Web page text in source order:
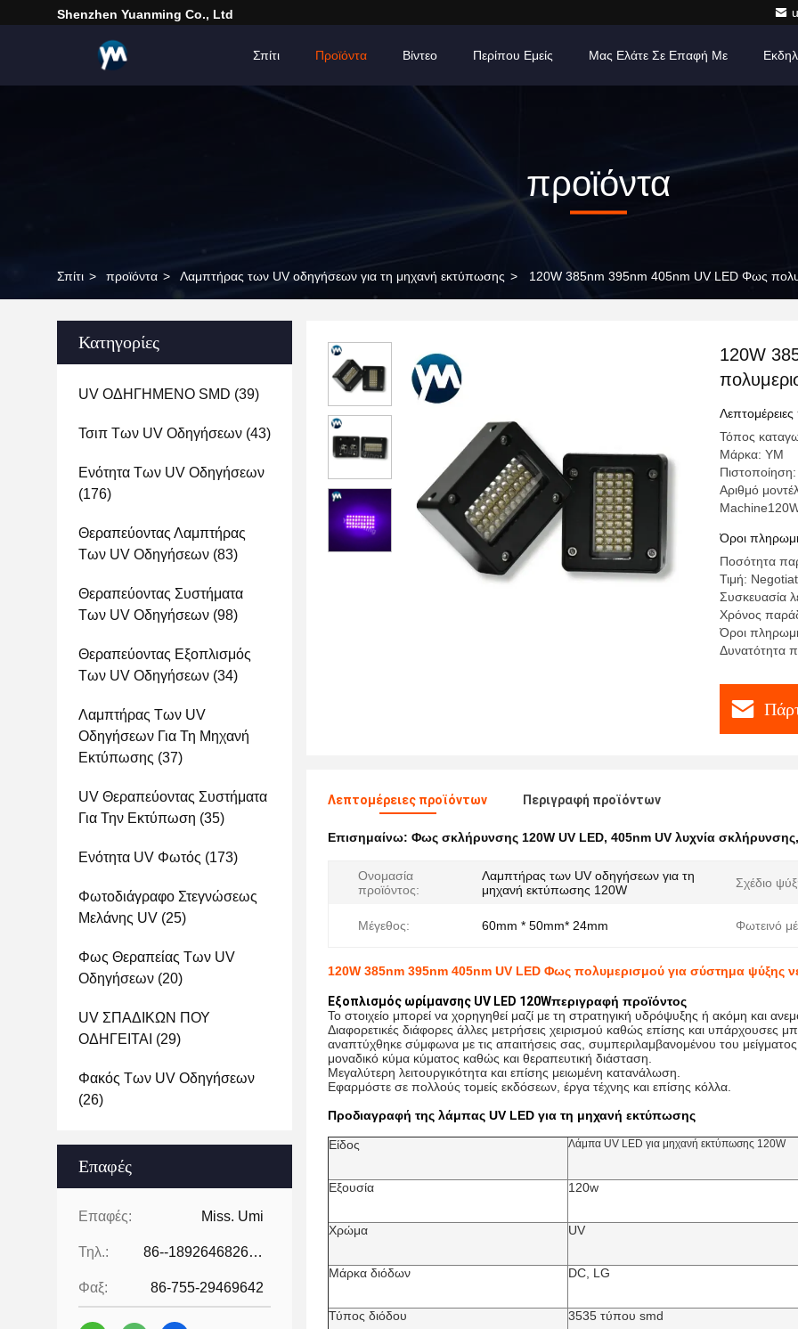
Shenzhen Yuanming Co., Ltd
Σπίτι Προϊόντα Βίντεο Περίπου Εμείς Μας Ελάτε Σε Επαφή Με
προϊόντα
Σπίτι > προϊόντα > Λαμπτήρας των UV οδηγήσεων για τη μηχανή εκτύπωσης > 120W 385nm 395nm 405nm UV LED Φως
Κατηγορίες
UV ΟΔΗΓΗΜΕΝΟ SMD (39)
Τσιπ Των UV Οδηγήσεων (43)
Ενότητα Των UV Οδηγήσεων
(176)
Θεραπεύοντας Λαμπτήρας
Των UV Οδηγήσεων (83)
Θεραπεύοντας Συστήματα
Των UV Οδηγήσεων (98)
Θεραπεύοντας Εξοπλισμός
Των UV Οδηγήσεων (34)
Λαμπτήρας Των UV
Οδηγήσεων Για Τη Μηχανή
Εκτύπωσης (37)
UV Θεραπεύοντας Συστήματα
Για Την Εκτύπωση (35)
Ενότητα UV Φωτός (173)
Φωτοδιάγραφο Στεγνώσεως
Μελάνης UV (25)
Φως Θεραπείας Των UV
Οδηγήσεων (20)
UV ΣΠΑΔΙΚΩΝ ΠΟΥ
ΟΔΗΓΕΙΤΑΙ (29)
Φακός Των UV Οδηγήσεων
(26)
Επαφές
Επαφές: Miss. Umi
Τηλ.: 86--18926468268-15989898006
Φαξ: 86-755-29469642
120W
Τόπος
Μάρκα: YM
Αριθμό
Όροι
Ποσότητα
Τιμή:
Συσκευασία
Χρόνος
Όροι
Δυνατότητα
Λεπτομέρειες προϊόντων Περιγραφή προϊόντων
Επισημαίνω: Φως σκλήρυνσης 120W UV LED, 405nm UV λυχνία σκλήρυνσης,
Ονομασία
προϊόντος:
Λαμπτήρας των UV οδηγήσεων για τη
μηχανή εκτύπωσης 120W
Σχέδιο
Μέγεθος: 60mm * 50mm* 24mm Φωτεινό
120W 385nm 395nm 405nm UV LED Φως πολυμερισμού για σύστημα ψύξης
Εξοπλισμός ωρίμανσης UV LED 120Wπεριγραφή προϊόντος
Το στοιχείο μπορεί να χορηγηθεί μαζί με τη στρατηγική υδρόψυξης ή ακόμη και
Διαφορετικές διάφορες άλλες μετρήσεις χειρισμού καθώς επίσης και υπάρχουσες
αναπτύχθηκε σύμφωνα με τις απαιτήσεις σας, συμπεριλαμβανομένου του μείγματος.
μοναδικό κύμα κύματος καθώς και θεραπευτική διάσταση.
Μεγαλύτερη λειτουργικότητα και επίσης μειωμένη κατανάλωση.
Εφαρμόστε σε πολλούς τομείς εκδόσεων, έργα τέχνης και επίσης κόλλα.
Προδιαγραφή της λάμπας UV LED για τη μηχανή εκτύπωσης
Είδος Λάμπα UV LED για μηχανή εκτύπωσης 120W
Εξουσία 120w
Χρώμα UV
Μάρκα διόδων DC, LG
Τύπος διόδου 3535 τύπου smd